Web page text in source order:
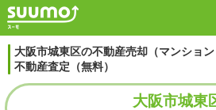
大阪市城東区の不動産売却（マンショ
不動産査定（無料）
大阪市城東